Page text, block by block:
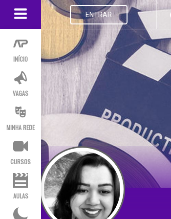
INÍCIO
VAGAS
MINHA REDE
CURSOS
AULAS
ENTRAR